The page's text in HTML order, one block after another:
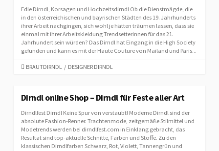
O
R
I
E
S
Edle Dirndl, Korsagen und Hochzeitsdirndl Ob die Dienstmägde, die
in den österreichischen und bayrischen Städten des 19. Jahrhunderts
ihrer Arbeit nachgingen, sich wohl je hätten träumen lassen, dass sie
einmal mit ihrer Arbeitskleidung Trendsetterinnen für das 21.
Jahrhundert sein würden? Das Dirndl hat Eingang in die High Society
gefunden und kann es mit der Haute Couture von Mailand und Paris...
C
E
O
R
I
E
BRAUTDIRNDL / DESIGNER DIRNDL
Dirndl online Shop – Dirndl für Feste aller Art
Dirndlfest Dirndl Keine Spur von verstaubt! Moderne Dirndl sind der
absolute Fashion-Renner. Trachtenmode, zeitgemäße Stilmittel und
Modetrends werden bei dirndlfest.com in Einklang gebracht, das
Resultat sind top-aktuelle Schnitte, Farben und Stoffe. Zu den
klassischen Dirndlfarben Schwarz, Rot, Violett, Tannengrün und